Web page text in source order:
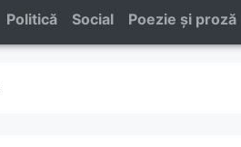
Politică Social Poezie și proză